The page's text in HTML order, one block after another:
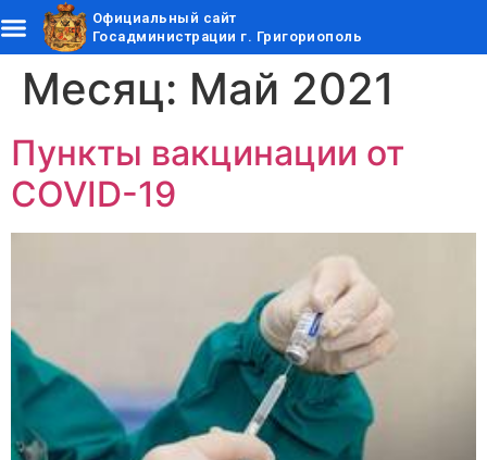
Официальный сайт
Госадминистрации г. Григориополь
Месяц: Май 2021
Пункты вакцинации от
COVID-19